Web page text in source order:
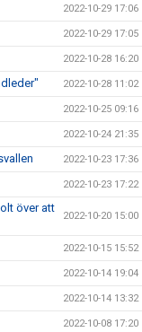
2022-10-29 17:06
2022-10-29 17:05
2022-10-28 16:20
2022-10-28 11:02
2022-10-25 09:16
2022-10-24 21:35
2022-10-23 17:36
2022-10-23 17:22
över att
2022-10-20 15:00
2022-10-15 15:52
2022-10-14 19:04
2022-10-14 13:32
2022-10-08 17:20